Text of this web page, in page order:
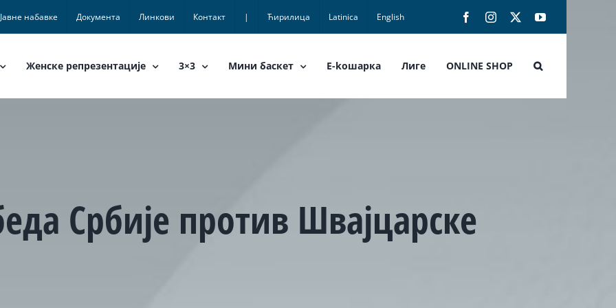
Јавне набавке Документа Линкови Контакт | Ћирилица Latinica English FacebookInstagram YouTube
Женске репрезентације 3×3 Мини баскет E-koшарка Лиге ONLINE SHOP
Србије против Швајцарске